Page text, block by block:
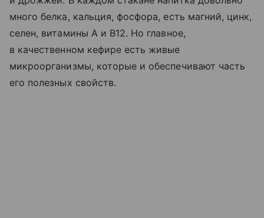
много белка, кальция, фосфора, есть магний, цинк,
селен, витамины A и B12. Но главное,
в качественном кефире есть живые
микроорганизмы, которые и обеспечивают часть
его полезных свойств.